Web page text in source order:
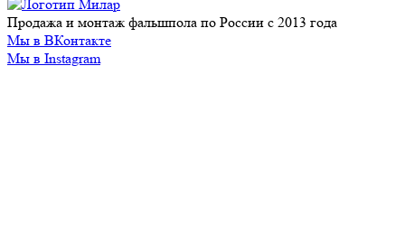
Продажа и монтаж фальшпола по России с 2013 года
Мы в ВКонтакте
Мы в Instagram